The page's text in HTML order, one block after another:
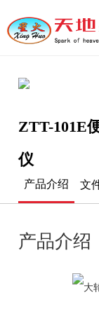
ZTT-101E
仪
产品介绍 文
产品介绍